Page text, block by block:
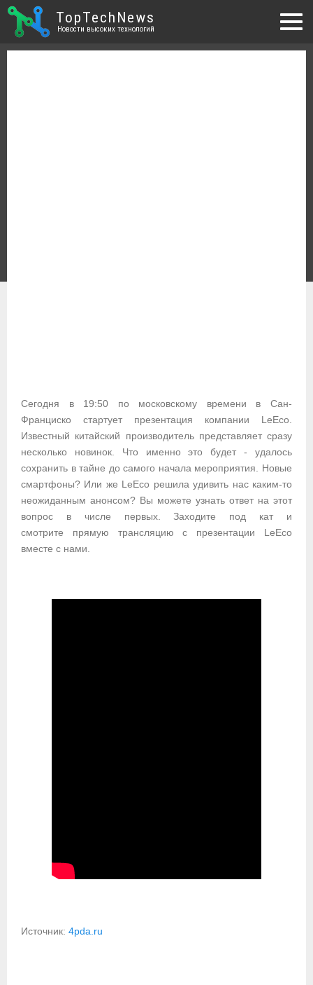
TopTechNews
Новости высоких технологий
Сегодня в 19:50 по московскому времени в Сан-
Франциско стартует презентация компании LeEco.
Известный китайский производитель представляет сразу
несколько новинок. Что именно это будет - удалось
сохранить в тайне до самого начала мероприятия. Новые
смартфоны? Или же LeEco решила удивить нас каким-то
неожиданным анонсом? Вы можете узнать ответ на этот
вопрос в числе первых. Заходите под кат и
смотрите прямую трансляцию с презентации LeEco
вместе с нами.
Источник: 4pda.ru